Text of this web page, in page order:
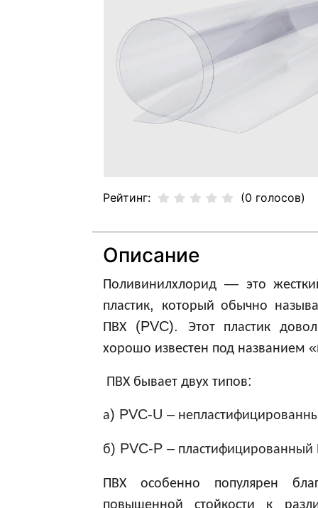
Рейтинг: (0 голосов)
Описание
Поливинилхлорид — это
пластик, который обычно
ПВХ (PVC). Этот пластик
хорошо известен под названием «
ПВХ бывает двух типов:
а) PVC-U –
б) PVC-P – пластифицированный
ПВХ особенно популярен
повышенной
стойкости к